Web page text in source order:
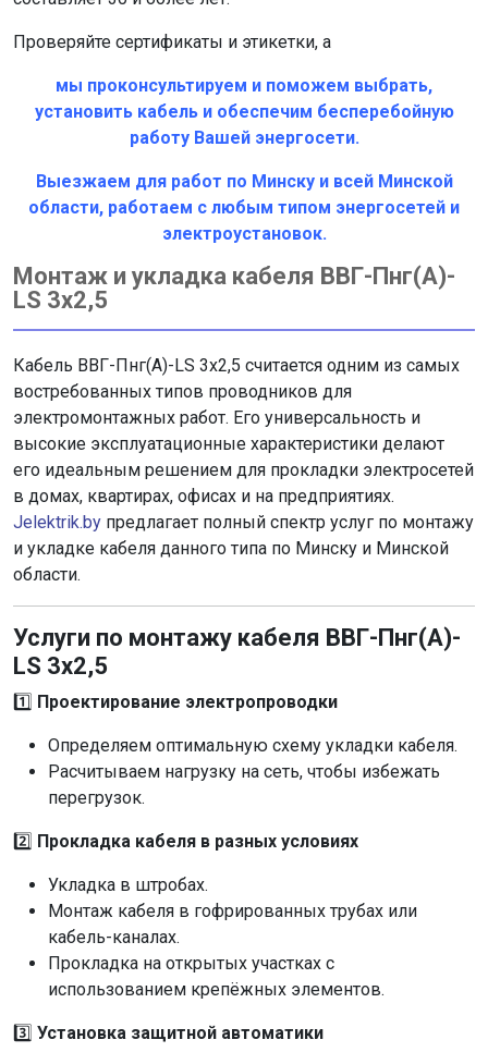
Проверяйте сертификаты и этикетки, а
мы проконсультируем и поможем выбрать,
установить кабель и обеспечим бесперебойную
работу Вашей энергосети.
Выезжаем для работ по Минску и всей Минской
области, работаем с любым типом энергосетей и
электроустановок.
Монтаж и укладка кабеля ВВГ-Пнг(А)-
LS 3х2,5
Кабель ВВГ-Пнг(А)-LS 3х2,5 считается одним из самых
востребованных типов проводников для
электромонтажных работ. Его универсальность и
высокие эксплуатационные характеристики делают
его идеальным решением для прокладки электросетей
в домах, квартирах, офисах и на предприятиях.
Jelektrik.by предлагает полный спектр услуг по монтажу
и укладке кабеля данного типа по Минску и Минской
области.
Услуги по монтажу кабеля ВВГ-Пнг(А)-
LS 3х2,5
1️⃣ Проектирование электропроводки
Определяем оптимальную схему укладки кабеля.
Расчитываем нагрузку на сеть, чтобы избежать
перегрузок.
2️⃣ Прокладка кабеля в разных условиях
Укладка в штробах.
Монтаж кабеля в гофрированных трубах или
кабель-каналах.
Прокладка на открытых участках с
использованием крепёжных элементов.
3️⃣ Установка защитной автоматики